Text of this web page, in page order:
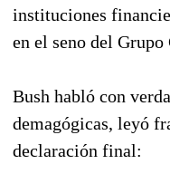
instituciones
en el seno del Grupo
Bush habló con
demagógicas, leyó
declaración final: